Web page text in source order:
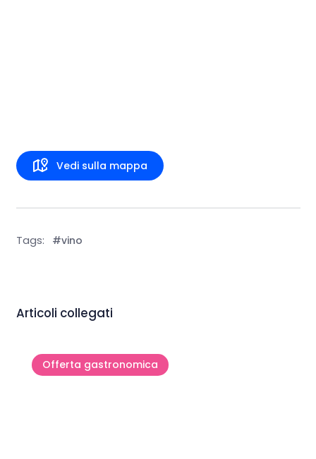
Vedi sulla mappa
Tags: #vino
Articoli collegati
Offerta gastronomica